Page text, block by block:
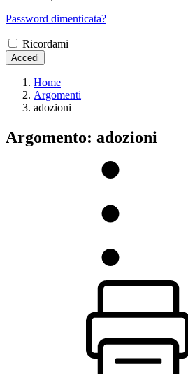
Password dimenticata?
Ricordami
Accedi
Home
Argomenti
adozioni
Argomento: adozioni